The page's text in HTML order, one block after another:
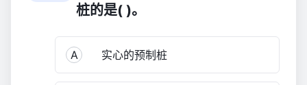
桩的是( )。
A 实心的预制桩